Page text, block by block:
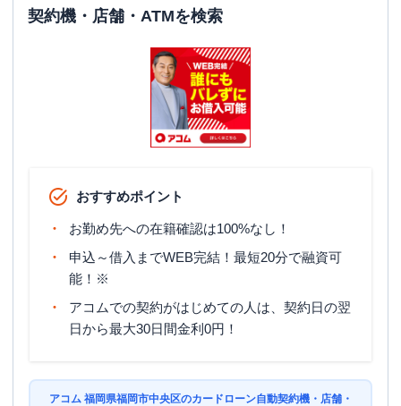
契約機・店舗・ATMを検索
おすすめポイント
お勤め先への在籍確認は100%なし！
申込～借入までWEB完結！最短20分で融資可
能！※
アコムでの契約がはじめての人は、契約日の翌
日から最大30日間金利0円！
アコム 福岡県福岡市中央区のカードローン自動契約機・店舗・